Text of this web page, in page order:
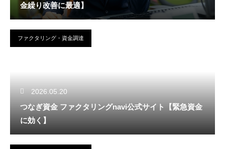
金繰り改善に最適】
ファクタリング・資金調達
2026.05.20
つなぎ資金 ファクタリングnavi公式サイト【緊急資金
に効く】